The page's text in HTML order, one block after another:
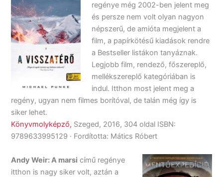
regénye még 2002-ben jelent meg
és persze nem volt olyan nagyon
népszerű, de amióta megjelent a
film, a papírkötésű kiadások rendre
a Bestseller listákon tanyáznak.
Legjobb film, rendező, főszereplő,
mellékszereplő kategóriában is
indul. Itthon most jelent meg a
regény, ugyan nem filmes borítóval, de talán még így is
siker lehet.
Könyvmolyképző, Szeged, 2016, 304 oldal ISBN:
9789633995129 · Fordította: Mátics Róbert
Andy Weir: A marsi című regénye
itthon is nagy siker volt, aztán a